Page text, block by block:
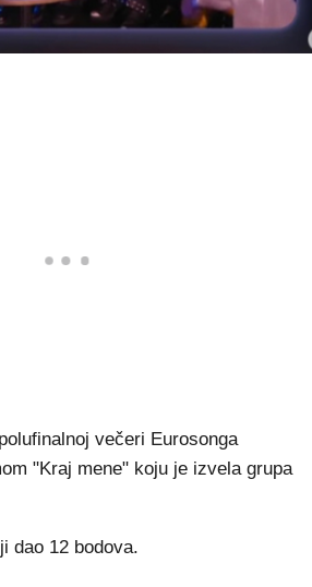
večeri Eurosonga
"Kraj mene" koju je izvela grupa
dao 12 bodova.